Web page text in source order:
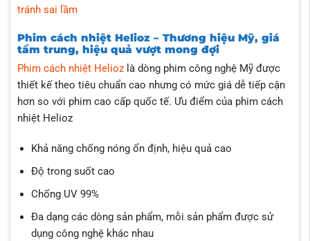
tránh sai lầm
Phim cách nhiệt Helioz – Thương hiệu Mỹ, giá
tầm trung, hiệu quả vượt mong đợi
Phim cách nhiệt Heliozlà dòng phim công nghệ Mỹ được
thiết kế theo tiêu chuẩn cao nhưng có mức giá dễ tiếp cận
hơn so với phim cao cấp quốc tế. Ưu điểm của phim cách
nhiệt Helioz
Khả năng chống nóng ổn định, hiệu quả cao
Độ trong suốt cao
Chống UV 99%
Đa dạng các dòng sản phẩm, mỗi sản phẩm được sử
dụng công nghệ khác nhau